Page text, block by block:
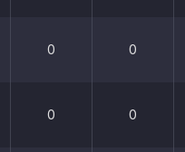
0 0
0 0